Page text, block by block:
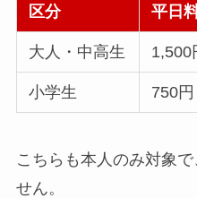
区分 平日
大人・中高生 1,500
小学生 750円
こちらも本人のみ対象
せん。